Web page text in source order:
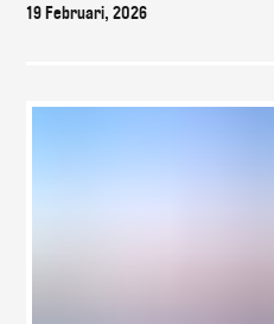
19 Februari, 2026